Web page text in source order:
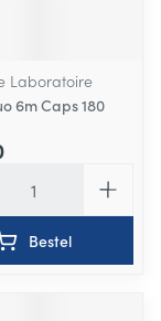
Laboratoire
6m Caps 180
Bestel